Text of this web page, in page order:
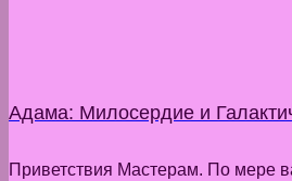
Адама: Милосердие и
Приветствия Мастерам. По мере